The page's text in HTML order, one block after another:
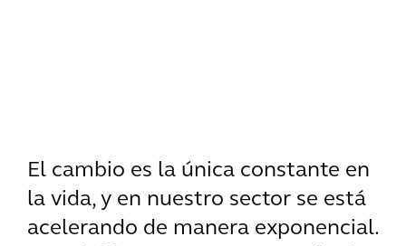
El cambio es la única constante en
la vida, y en nuestro sector se está
acelerando de manera exponencial.